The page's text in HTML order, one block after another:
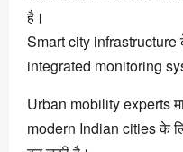
है।
Smart city
integrated monitoring
Urban mobility experts
modern Indian cities के